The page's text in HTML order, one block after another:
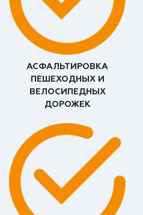
АСФАЛЬТИРОВКА
ПЕШЕХОДНЫХ И
ВЕЛОСИПЕДНЫХ
ДОРОЖЕК